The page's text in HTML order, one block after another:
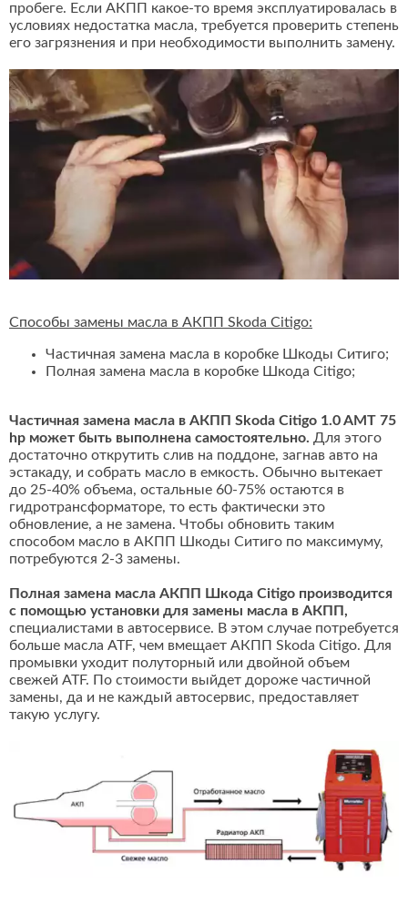
пробеге. Если АКПП какое-то время эксплуатировалась в
условиях недостатка масла, требуется проверить степень
его загрязнения и при необходимости выполнить замену.
Способы замены масла в АКПП Skoda Citigo:
Частичная замена масла в коробке Шкоды Ситиго;
Полная замена масла в коробке Шкода Citigo;
Частичная замена масла в АКПП Skoda Citigo 1.0 AMT 75
hp может быть выполнена самостоятельно. Для этого
достаточно открутить слив на поддоне, загнав авто на
эстакаду, и собрать масло в емкость. Обычно вытекает
до 25-40% объема, остальные 60-75% остаются в
гидротрансформаторе, то есть фактически это
обновление, а не замена. Чтобы обновить таким
способом масло в АКПП Шкоды Ситиго по максимуму,
потребуются 2-3 замены.
Полная замена масла АКПП Шкода Citigo производится
с помощью установки для замены масла в АКПП,
специалистами в автосервисе. В этом случае потребуется
больше масла ATF, чем вмещает АКПП Skoda Citigo. Для
промывки уходит полуторный или двойной объем
свежей ATF. По стоимости выйдет дороже частичной
замены, да и не каждый автосервис, предоставляет
такую услугу.